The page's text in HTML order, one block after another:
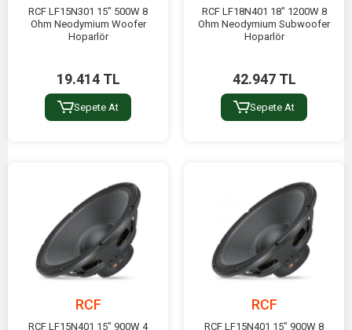
RCF LF15N301 15" 500W 8
Ohm Neodymium Woofer
Hoparlör
19.414 TL
Sepete At
RCF LF18N401 18" 1200W 8
Ohm Neodymium Subwoofer
Hoparlör
42.947 TL
Sepete At
RCF
RCF LF15N401 15" 900W 4
RCF
RCF LF15N401 15" 900W 8